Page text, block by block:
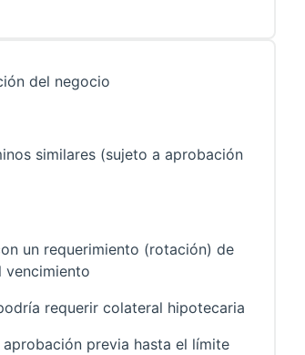
del negocio
similares (sujeto a aprobación
un requerimiento (rotación) de
vencimiento
requerir colateral hipotecaria
previa hasta el límite